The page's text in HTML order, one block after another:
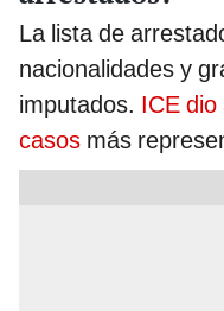
La lista de
nacionalidades y
imputados. ICE
casos más